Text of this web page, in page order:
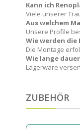
Kann ich
Viele unserer
Aus welchem
Unsere Profile
Wie werden
Die Montage
Wie lange
Lagerware
ZUBEHÖR